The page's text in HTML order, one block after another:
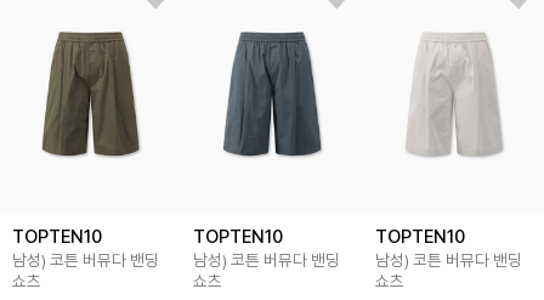
TOPTEN10
남성) 코튼 버뮤다 밴딩
쇼츠
TOPTEN10
남성) 코튼 버뮤다 밴딩
쇼츠
TOPTEN10
남성) 코튼 버뮤다 밴딩
쇼츠